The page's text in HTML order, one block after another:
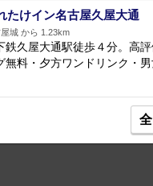
たけイン名古屋久屋大通
城 から 1.23km
鉄久屋大通駅徒歩４分。高
無料・夕方ワンドリンク・男